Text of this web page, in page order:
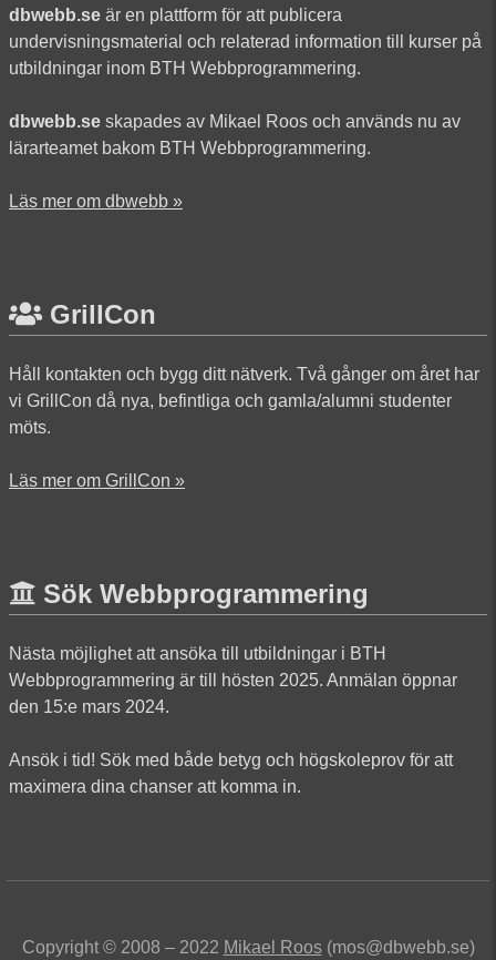
dbwebb.seär en plattform för att publicera
undervisningsmaterial och relaterad information till kurser på
utbildningar inom BTH Webbprogrammering.
dbwebb.seskapades av Mikael Roos och används nu av
lärarteamet bakom BTH Webbprogrammering.
Läs mer om dbwebb »
GrillCon
Håll kontakten och bygg ditt nätverk. Två gånger om året har
vi GrillCon då nya, befintliga och gamla/alumni studenter
möts.
Läs mer om GrillCon »
Sök Webbprogrammering
Nästa möjlighet att ansöka till utbildningar i BTH
Webbprogrammering är till hösten 2025. Anmälan öppnar
den 15:e mars 2024.
Ansök i tid! Sök med både betyg och högskoleprov för att
maximera dina chanser att komma in.
Copyright © 2008 – 2022 Mikael Roos(mos@dbwebb.se)